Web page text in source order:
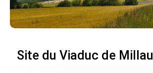
Site du Viaduc de Millau